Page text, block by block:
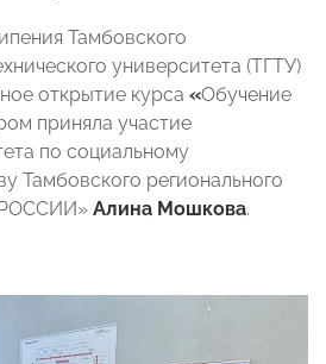
Тамбовского
университета (ТГТУ)
открытие курса «Обучение
приняла участие
по социальному
Тамбовского регионального
Алина Мошкова.